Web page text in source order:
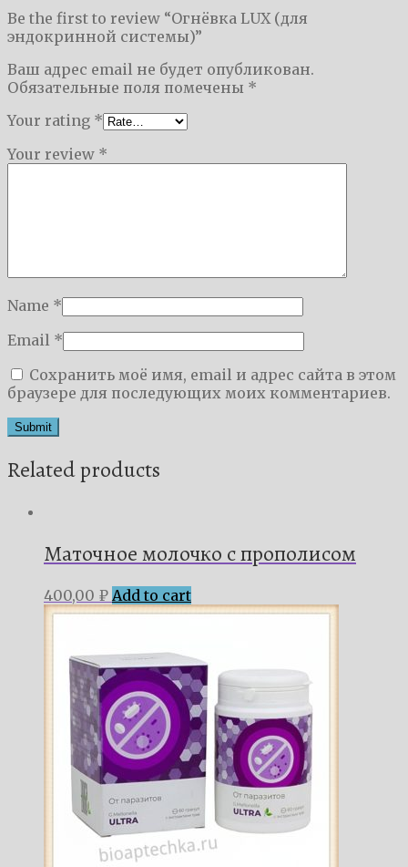
Be the first to review “Огнёвка LUX (для
эндокринной системы)”
Ваш адрес email не будет опубликован.
Обязательные поля помечены *
Your rating *
Your review *
Name *
Email *
Сохранить моё имя, email и адрес сайта в этом
браузере для последующих моих комментариев.
Related products
Маточное молочко с прополисом
400,00 ₽ Add to cart